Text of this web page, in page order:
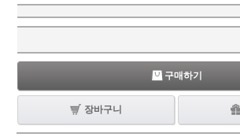
구매하기
장바구니